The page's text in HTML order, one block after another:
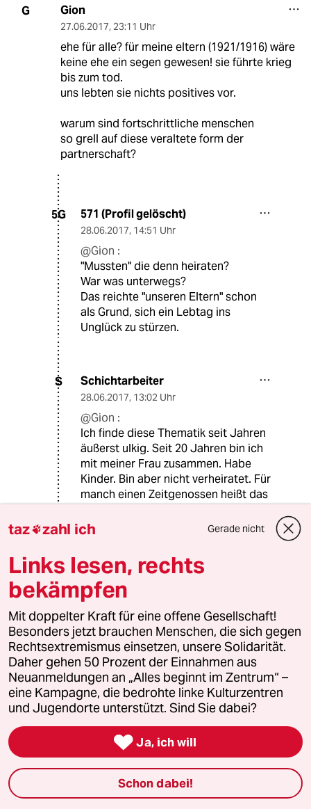
G Gion
27.06.2017, 23:11 Uhr
ehe für alle? für meine eltern (1921/1916) wäre
keine ehe ein segen gewesen! sie führte krieg
bis zum tod.
uns lebten sie nichts positives vor.
warum sind fortschrittliche menschen
so grell auf diese veraltete form der
partnerschaft?
5G 571 (Profil gelöscht)
28.06.2017, 14:51 Uhr
@Gion :
"Mussten" die denn heiraten?
War was unterwegs?
Das reichte "unseren Eltern" schon
als Grund, sich ein Lebtag ins
Unglück zu stürzen.
S Schichtarbeiter
28.06.2017, 13:02 Uhr
@Gion :
Ich finde diese Thematik seit Jahren
äußerst ulkig. Seit 20 Jahren bin ich
mit meiner Frau zusammen. Habe
Kinder. Bin aber nicht verheiratet. Für
manch einen Zeitgenossen heißt das
richtige Frau habe... Dies spießige
gerettet. Aber wenn man verheiratet
ist, das schafft bei vielen immer noch
Besitzdenken: "meine Frau", "mein
Mann". Staatlich und kirchlich
abgesegnet: "mein Eigentum". "Er
gehört zu mir, wie mein Name an der
Tür...". Die Gelackmeierten sind die,
die da nicht mitmachen..."musch ja
nur heiraten" heißt's dann... Wie
immer geht's nur um Privilegien. Und
um -so die Hoffnung-
Wählerstimmen. Wichtigere Themen:
Alleinerziehende entlasten, besseres
Betreuungsangebot für Kinder.
Einfach Familien wo es angebracht
ist, finanziell weiter entlasten, da wo
Kinder im Spiel sind ob nun die Eltern
taz zahl ich Gerade nicht
Links lesen, rechts
bekämpfen
Mit doppelter Kraft für eine offene Gesellschaft!
Besonders jetzt brauchen Menschen, die sich gegen
Rechtsextremismus einsetzen, unsere Solidarität.
Daher gehen 50 Prozent der Einnahmen aus
Neuanmeldungen an „Alles beginnt im Zentrum“ –
eine Kampagne, die bedrohte linke Kulturzentren
und Jugendorte unterstützt. Sind Sie dabei?
 Ja, ich will
Schon dabei!